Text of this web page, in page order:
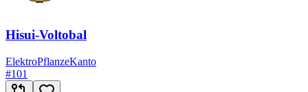
Hisui-Voltobal
ElektroPflanzeKanto
#101